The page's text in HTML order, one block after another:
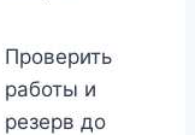
Проверить
работы и
резерв до